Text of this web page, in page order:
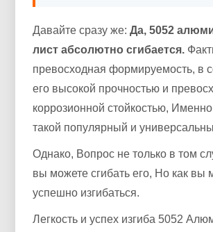
Давайте сразу же:Да, 5052
лист абсолютно сгибается.
превосходная формируемость, в
его высокой прочностью и
коррозионной стойкостью,
такой популярный и
Однако, Вопрос не только в том
вы можете сгибать его, Но как вы
успешно изгибаться.
Легкость и успех изгиба 5052